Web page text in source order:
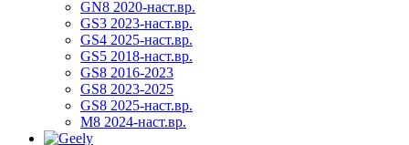
GN8 2020-наст.вр.
GS3 2023-наст.вр.
GS4 2025-наст.вр.
GS5 2018-наст.вр.
GS8 2016-2023
GS8 2023-2025
GS8 2025-наст.вр.
M8 2024-наст.вр.